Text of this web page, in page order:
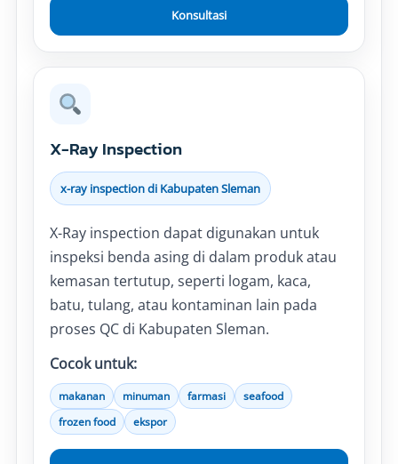
Konsultasi
X-Ray Inspection
x-ray inspection di Kabupaten Sleman
X-Ray inspection dapat digunakan untuk
inspeksi benda asing di dalam produk atau
kemasan tertutup, seperti logam, kaca,
batu, tulang, atau kontaminan lain pada
proses QC di Kabupaten Sleman.
Cocok untuk:
makanan minuman farmasi
seafood
frozen food
ekspor